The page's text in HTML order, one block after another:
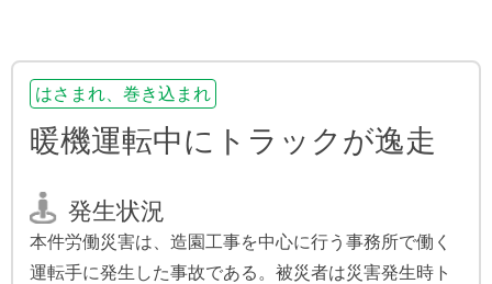
はさまれ、巻き込まれ
暖機運転中にトラックが逸走
発生状況
本件労働災害は、造園工事を中心に行う事務所で働く
運転手に発生した事故である。被災者は災害発生時ト